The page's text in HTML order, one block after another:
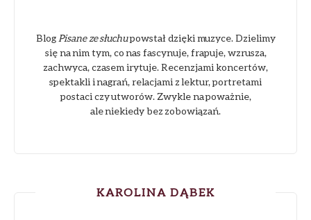
Blog Pisane ze słuchupowstał dzięki muzyce. Dzielimy
się na nim tym, co nas fascynuje, frapuje, wzrusza,
zachwyca, czasem irytuje. Recenzjami koncertów,
spektakli i nagrań, relacjami z lektur, portretami
postaci czy utworów. Zwykle na poważnie,
ale niekiedy bez zobowiązań.
KAROLINA DĄBEK